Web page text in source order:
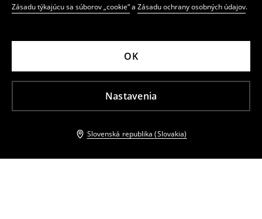
Zásadu týkajúcu sa súborov „cookie“a Zásadu ochrany osobných údajov.
Nastavenia
OK
Slovenská republika (Slovakia)